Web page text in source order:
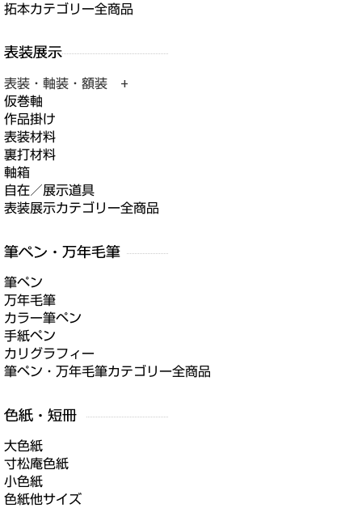
拓本カテゴリー全商品
表装・軸装・額装 +
仮巻軸
作品掛け
表装材料
裏打材料
軸箱
自在／展示道具
表装展示カテゴリー全商品
筆ペン
万年毛筆
カラー筆ペン
手紙ペン
カリグラフィー
筆ペン・万年毛筆カテゴリー全商品
大色紙
寸松庵色紙
小色紙
色紙他サイズ